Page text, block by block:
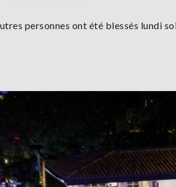
personnes ont été blessés lundi